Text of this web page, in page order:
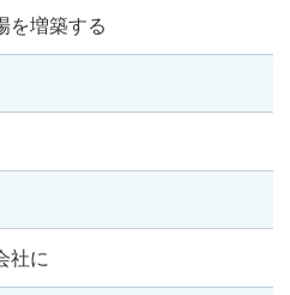
を増築する
社に